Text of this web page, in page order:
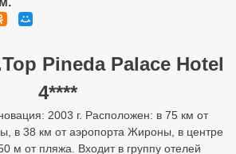
из одного 8-этажного корпуса. Всего
песчаный (Playa de Pineda
На пляже зонтики, шезлонги,
зонтики, шезлонги: бесплатно. У
депозит. Протяженность пляжа 2,5 км.
937 625 160 / 937 624 529 Адрес:
Maritim 9, 08397 Размещение
допускается. Заселение с 15:00 Выезд